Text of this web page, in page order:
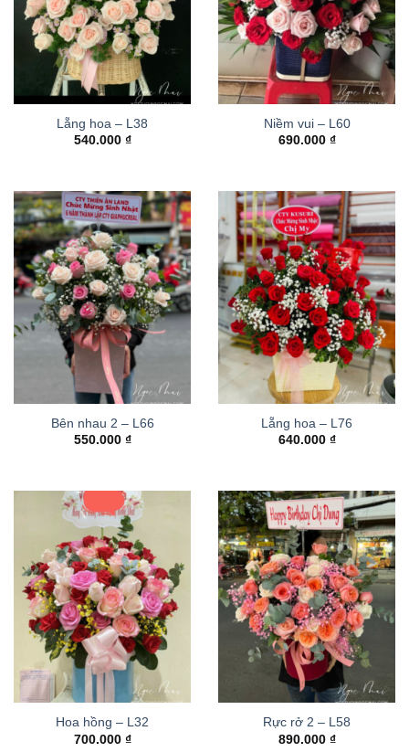
Lẵng hoa – L38
540.000 ₫
Niềm vui – L60
690.000 ₫
Bên nhau 2 – L66
550.000 ₫
Lẵng hoa – L76
640.000 ₫
Hoa hồng – L32
700.000 ₫
Rực rở 2 – L58
890.000 ₫